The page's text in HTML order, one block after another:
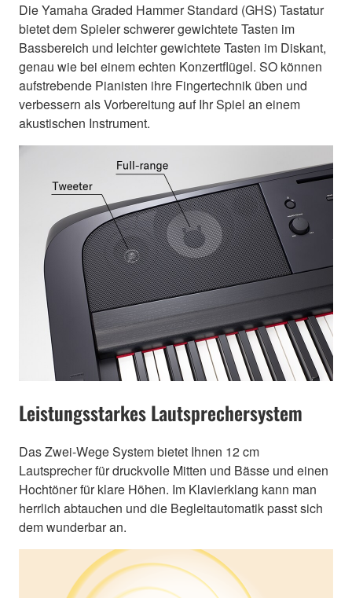
Die Yamaha Graded Hammer Standard (GHS) Tastatur
bietet dem Spieler schwerer gewichtete Tasten im
Bassbereich und leichter gewichtete Tasten im Diskant,
genau wie bei einem echten Konzertflügel. SO können
aufstrebende Pianisten ihre Fingertechnik üben und
verbessern als Vorbereitung auf Ihr Spiel an einem
akustischen Instrument.
Leistungsstarkes Lautsprechersystem
Das Zwei-Wege System bietet Ihnen 12 cm
Lautsprecher für druckvolle Mitten und Bässe und einen
Hochtöner für klare Höhen. Im Klavierklang kann man
herrlich abtauchen und die Begleitautomatik passt sich
dem wunderbar an.